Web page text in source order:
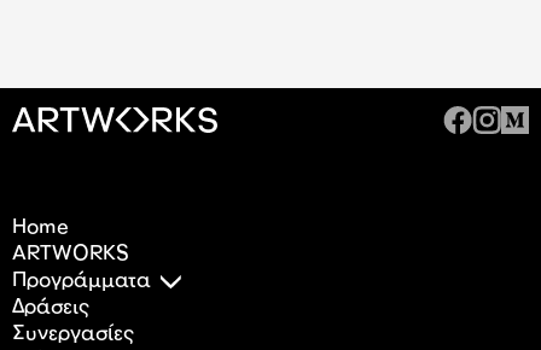
Home
ARTWORKS
Προγράμματα
Δράσεις
Συνεργασίες